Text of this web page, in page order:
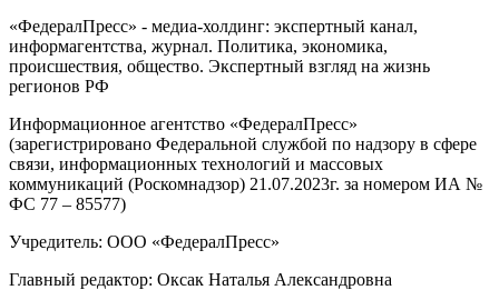
«ФедералПресс» - медиа-холдинг: экспертный канал,
информагентства, журнал. Политика, экономика,
происшествия, общество. Экспертный взгляд на жизнь
регионов РФ
Информационное агентство «ФедералПресс»
(зарегистрировано Федеральной службой по надзору в сфере
связи, информационных технологий и массовых
коммуникаций (Роскомнадзор) 21.07.2023г. за номером ИА №
ФС 77 – 85577)
Учредитель: ООО «ФедералПресс»
Главный редактор: Оксак Наталья Александровна